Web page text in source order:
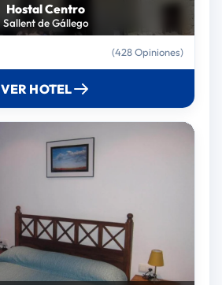
Hostal Centro
Sallent de Gállego
(428 Opiniones)
VER HOTEL